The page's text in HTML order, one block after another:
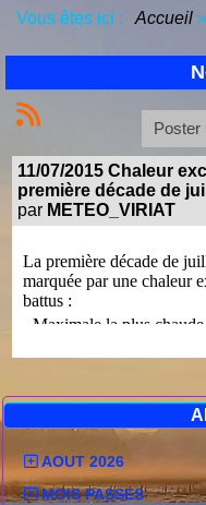
AOUT 2026
MOIS PASSES
Vous êtes ici : Accueil »
Poster
11/07/2015 Chaleur
première décade de
par METEO_VIRIAT
La première décade de
marquée par une chaleur
battus :
- Maximale la plus
- Minimale la plus
20.3° sur les 13 dernières
première décade de juillet
décade la plus chaude
Tous mois confondus,
1èredécade d'Août 2003 et
Détail de la première